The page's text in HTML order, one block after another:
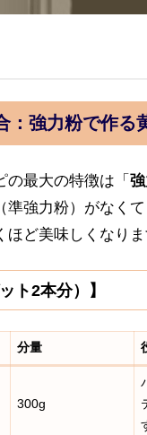
：強力粉で作る
の最大の特徴は「
準強力粉）がなく
ほど美味しくなりま
ト2本分）】
分量
300g